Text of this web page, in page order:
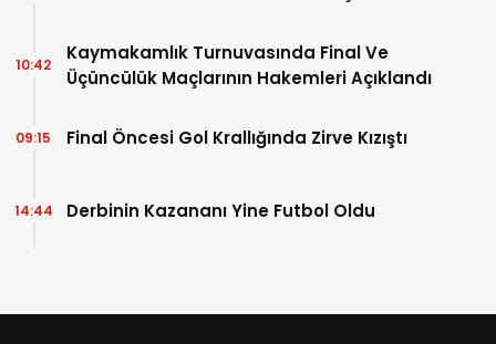
Kaymakamlık Turnuvasında Final Ve
Üçüncülük Maçlarının Hakemleri Açıklandı
10:42
Final Öncesi Gol Krallığında Zirve Kızıştı
09:15
Derbinin Kazananı Yine Futbol Oldu
14:44